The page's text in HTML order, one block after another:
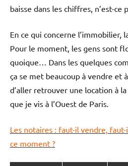
baisse dans les chiffres, n’est-ce
En ce qui concerne l’immobilier,
Pour le moment, les gens sont
quoique… Dans les quelques
ça se met beaucoup à vendre et
d’aller retrouver une location à
que je vis à l’Ouest de Paris.
Les notaires : faut-il vendre,
ce moment ?